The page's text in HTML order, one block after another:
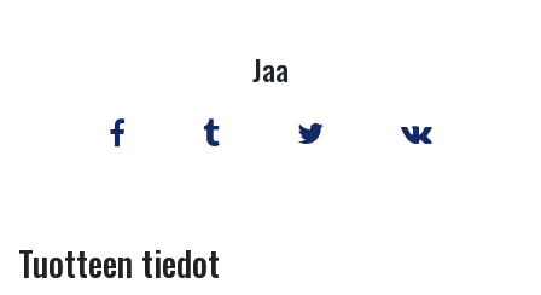
Jaa
Tuotteen tiedot